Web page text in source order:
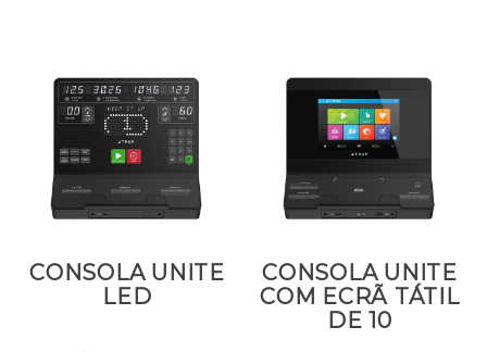
CONSOLA UNITE
LED
CONSOLA UNITE
COM ECRÃ TÁTIL
DE 10